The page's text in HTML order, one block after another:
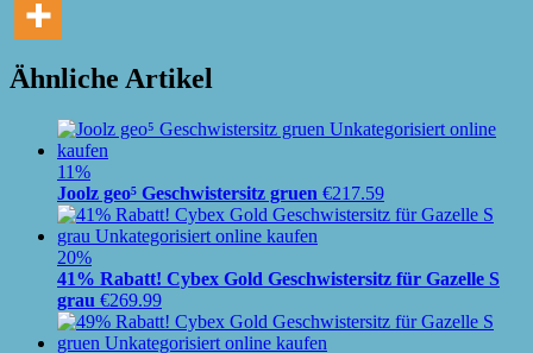
Ähnliche Artikel
11%
Joolz geo⁵ Geschwistersitz gruen €217.59
20%
41% Rabatt! Cybex Gold Geschwistersitz für Gazelle S
grau €269.99